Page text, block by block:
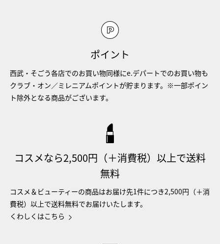
ポイント
西武・そごう各店でのお買い物同様にe.デパートでのお買い物も
クラブ・オン／ミレニアムポイントが貯まります。※一部ポイン
ト除外となる商品がございます。
コスメなら2,500円（＋消費税）以上で送料
無料
コスメ＆ビューティーの商品はお届け先1件につき2,500円（＋消
費税）以上で送料無料でお届けいたします。
くわしくはこちら